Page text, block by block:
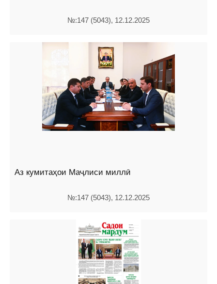
№:147 (5043), 12.12.2025
Аз кумитаҳои Маҷлиси миллӣ
№:147 (5043), 12.12.2025